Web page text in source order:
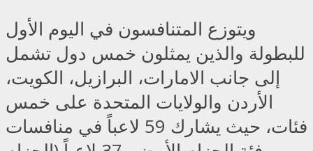
ويتوزع المتنافسون في اليوم الأول
للبطولة والذين يمثلون خمس دول تشمل
إلى جانب الامارات، البرازيل، الكويت،
الأردن والولايات المتحدة على خمس
فئات، حيث يشارك 59 لاعباً في منافسات